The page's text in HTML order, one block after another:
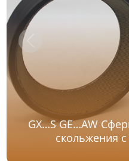
GX…S GE…AW
скольжения